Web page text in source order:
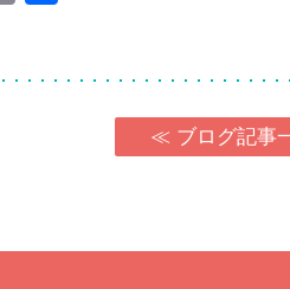
≪ ブログ記事